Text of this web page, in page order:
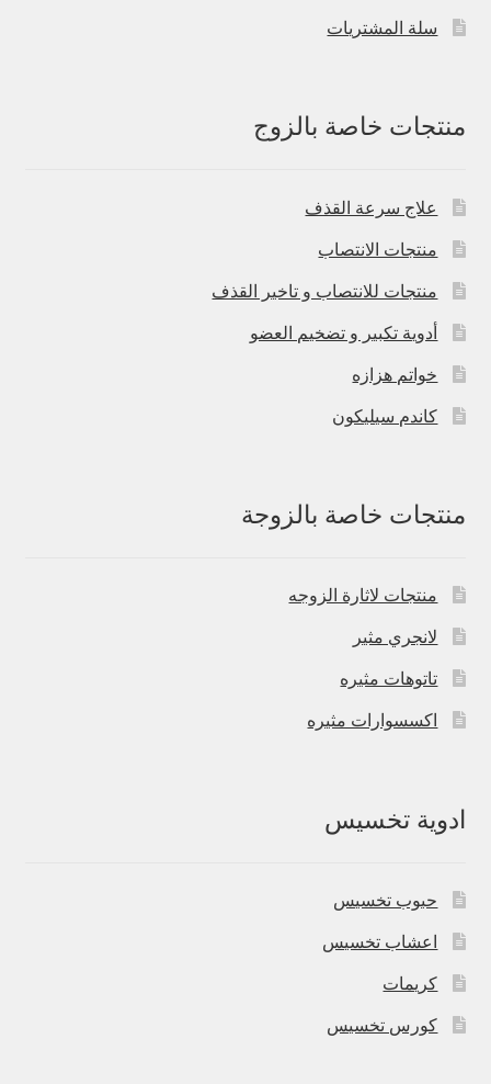
سلة المشتريات
منتجات خاصة بالزوج
علاج سرعة القذف
منتجات الانتصاب
منتجات للانتصاب و تاخير القذف
أدوية تكبير و تضخيم العضو
خواتم هزازه
كاندم سيليكون
منتجات خاصة بالزوجة
منتجات لاثارة الزوجه
لانجري مثير
تاتوهات مثيره
اكسسوارات مثيره
ادوية تخسيس
حبوب تخسيس
اعشاب تخسيس
كريمات
كورس تخسيس